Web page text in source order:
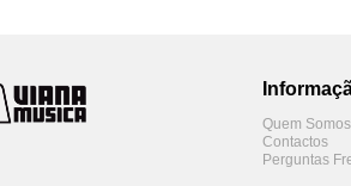
Quem Somos
Contactos
Perguntas